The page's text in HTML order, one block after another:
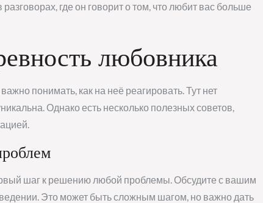
где он говорит о том, что любит вас больше
любовника
понимать, как на неё реагировать. Тут нет
Однако есть несколько полезных советов,
шаг к решению любой проблемы. Обсудите с вашим
Это может быть сложным шагом, но важно дать